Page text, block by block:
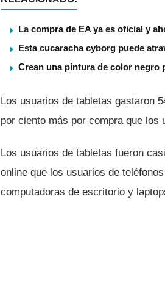
La compra de EA ya es oficial y
Esta cucaracha cyborg puede
Crean una pintura de color negro
Los usuarios de tabletas gastaron
por ciento más por compra que
Los usuarios de tabletas fueron
online que los usuarios de
computadoras de escritorio y